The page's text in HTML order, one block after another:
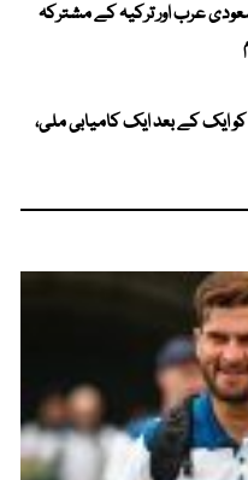
عرب اور ترکیہ کے مشترکہ
ایک کے بعد ایک کامیابی ملی،